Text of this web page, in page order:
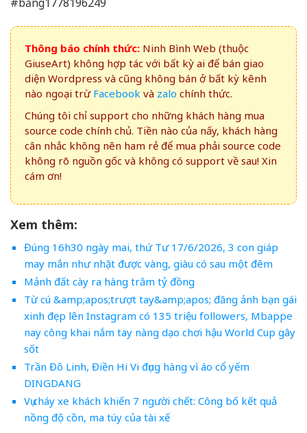
Thông báo chính thức: Ninh Bình Web (thuộc
GiuseArt) không hợp tác với bất kỳ ai để bán giao
diện Wordpress và cũng không bán ở bất kỳ kênh
nào ngoại trừ Facebook và zalo chính thức.
Chúng tôi chỉ support cho những khách hàng mua
source code chính chủ. Tiền nào của nấy, khách hàng
cân nhắc không nên ham rẻ để mua phải source code
không rõ nguồn gốc và không có support về sau! Xin
cám ơn!
Xem thêm:
Đúng 16h30 ngày mai, thứ Tư 17/6/2026, 3 con giáp
may mắn như nhặt được vàng, giàu có sau một đêm
Mảnh đất cày ra hàng trăm tỷ đồng
Từ cú &amp;apos;trượt tay&amp;apos; đăng ảnh bạn gái
xinh đẹp lên Instagram có 135 triệu followers, Mbappe
nay công khai nắm tay nàng dạo chơi hậu World Cup gây
sốt
Trần Đô Linh, Điền Hi Vi đụng hàng vì áo cổ yếm
DINGDANG
Vụ cháy xe khách khiến 7 người chết: Công bố kết quả
nồng độ cồn, ma túy của tài xế